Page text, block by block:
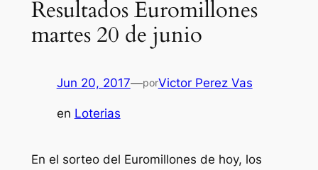
Resultados Euromillones
martes 20 de junio
Jun 20, 2017—porVictor Perez Vas
en Loterias
En el sorteo del Euromillones de hoy, los